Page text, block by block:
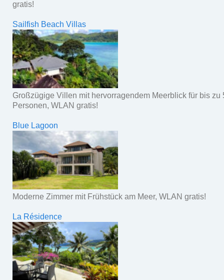
gratis!
Sailfish Beach Villas
Großzügige Villen mit hervorragendem Meerblick für bis zu
Personen, WLAN gratis!
Blue Lagoon
Moderne Zimmer mit Frühstück am Meer, WLAN gratis!
La Résidence